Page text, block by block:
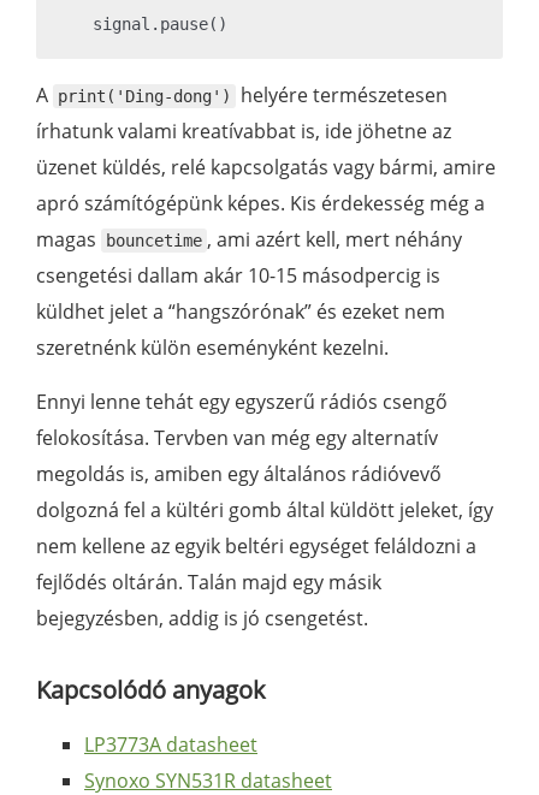
A print('Ding-dong')
helyére természetesen
írhatunk valami kreatívabbat is, ide jöhetne az
üzenet küldés, relé kapcsolgatás vagy bármi, amire
apró számítógépünk képes. Kis érdekesség még a
magas
bouncetime , ami azért kell, mert néhány
csengetési dallam akár 10-15 másodpercig is
küldhet jelet a “hangszórónak” és ezeket nem
szeretnénk külön eseményként kezelni.
Ennyi lenne tehát egy egyszerű rádiós csengő
felokosítása. Tervben van még egy alternatív
megoldás is, amiben egy általános rádióvevő
dolgozná fel a kültéri gomb által küldött jeleket, így
nem kellene az egyik beltéri egységet feláldozni a
fejlődés oltárán. Talán majd egy másik
bejegyzésben, addig is jó csengetést.
Kapcsolódó anyagok
LP3773A datasheet
Synoxo SYN531R datasheet